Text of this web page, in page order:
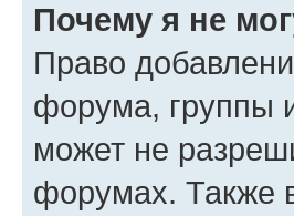
Почему я не
Право
форума, группы
может не
форумах. Также